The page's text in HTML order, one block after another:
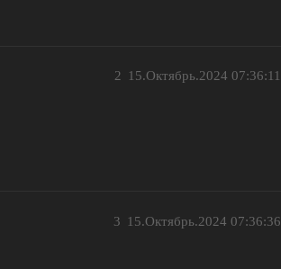
15.Октябрь.2024 07:36:11
2
15.Октябрь.2024 07:36:36
3